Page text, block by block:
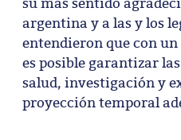
argentina y a las y los
entendieron que con
es posible garantizar
salud, investigación y
proyección temporal